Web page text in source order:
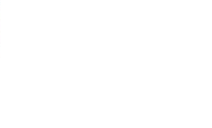
di “Beat It Now”, un progetto di ricerca
internazionale dedicato alla
neoplasia, tra le più aggressive e difficili
di Candiolo (Torino) “Nel nostro